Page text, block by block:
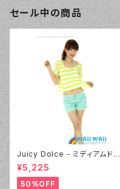
セール中の商品
Juicy Dolce - ミディアムドッ
ト（4412 - 60:グリーン）
¥5,225
50%OFF